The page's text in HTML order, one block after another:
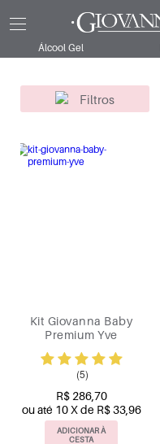
Álcool Gel
Giovanna Baby Kits Yve
Filtros
Kit Giovanna Baby
Premium Yve
(5)
R$ 286,70
ou até 10 X de R$ 33,96
ADICIONAR À
CESTA